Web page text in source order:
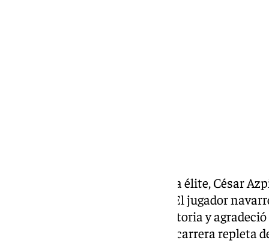
Después de 20 temporadas en la élite, César
retirada del fútbol profesional. El jugador
carta en la que repasó su trayectoria y
acompañaron a lo largo de una carrera repleta